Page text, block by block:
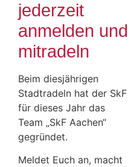
jederzeit
anmelden und
mitradeln
Beim diesjährigen
Stadtradeln hat der SkF
für dieses Jahr das
Team „SkF Aachen“
gegründet.
Meldet Euch an, macht